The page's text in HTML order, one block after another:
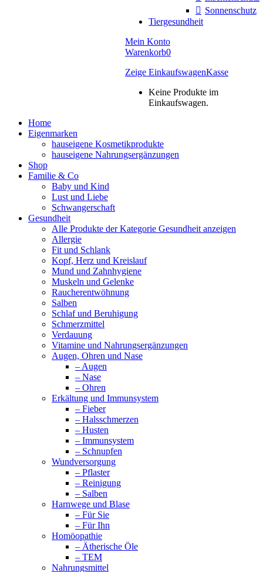
Sonnenschutz
Tiergesundheit
Mein Konto
Warenkorb0
Zeige EinkaufswagenKasse
Keine Produkte im
Einkaufswagen.
Home
Eigenmarken
hauseigene Kosmetikprodukte
hauseigene Nahrungsergänzungen
Shop
Familie & Co
Baby und Kind
Lust und Liebe
Schwangerschaft
Gesundheit
Alle Produkte der Kategorie Gesundheit anzeigen
Allergie
Fit und Schlank
Kopf, Herz und Kreislauf
Mund und Zahnhygiene
Muskeln und Gelenke
Raucherentwöhnung
Salben
Schlaf und Beruhigung
Schmerzmittel
Verdauung
Vitamine und Nahrungsergänzungen
Augen, Ohren und Nase
– Augen
– Nase
– Ohren
Erkältung und Immunsystem
– Fieber
– Halsschmerzen
– Husten
– Immunsystem
– Schnupfen
Wundversorgung
– Pflaster
– Reinigung
– Salben
Harnwege und Blase
– Für Sie
– Für Ihn
Homöopathie
– Ätherische Öle
– TEM
Nahrungsmittel